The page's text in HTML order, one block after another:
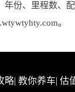
份、里程数
。
略| 教你养车| 估